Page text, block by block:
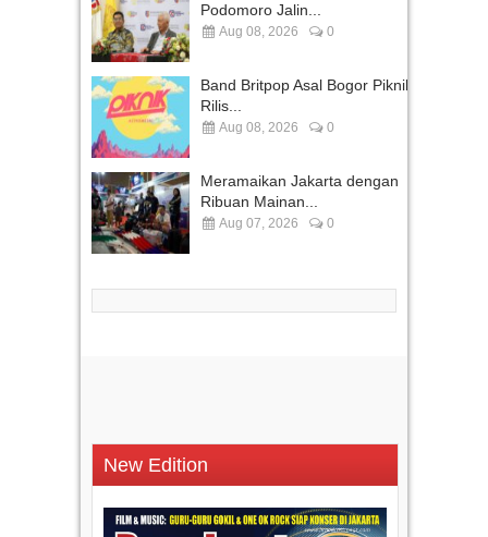
Podomoro Jalin...
Aug 08, 2026 0
Band Britpop Asal Bogor Piknik
Rilis...
Aug 08, 2026 0
Meramaikan Jakarta dengan
Ribuan Mainan...
Aug 07, 2026 0
New Edition